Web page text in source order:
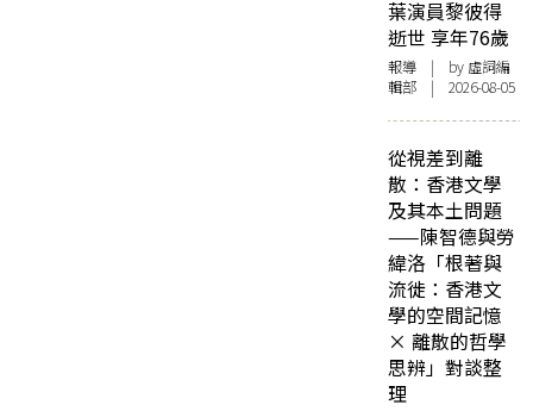
葉演員黎彼得
逝世 享年76歲
報導 | by 虛詞編
輯部 | 2026-08-05
從視差到離
散：香港文學
及其本土問題
——陳智德與勞
緯洛「根著與
流徙：香港文
學的空間記憶
× 離散的哲學
思辨」對談整
理